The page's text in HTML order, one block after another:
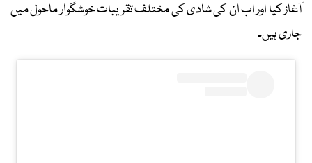
آغاز کیا اور اب ان کی شادی کی مختلف تقریبات خوشگوار ماحول میں
جاری ہیں۔